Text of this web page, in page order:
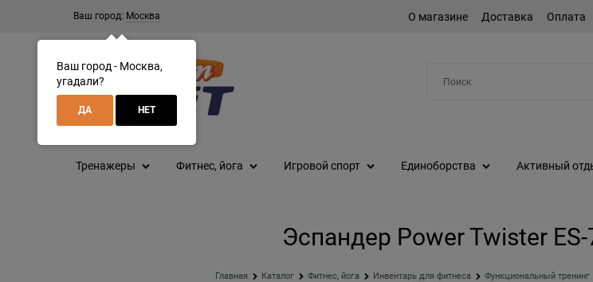
Ваш город: Москва О магазине Доставка Оплата
Тренажеры Фитнес, йога Игровой спорт Единоборства Активный
Эспандер Power Twister
Главная Каталог Фитнес, йога Инвентарь для фитнеса Функциональный тренинг
Ваш город - Москва,
угадали?
ДА НЕТ